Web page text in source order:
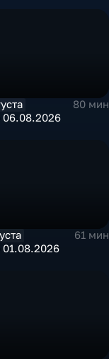
80 мин
61 мин